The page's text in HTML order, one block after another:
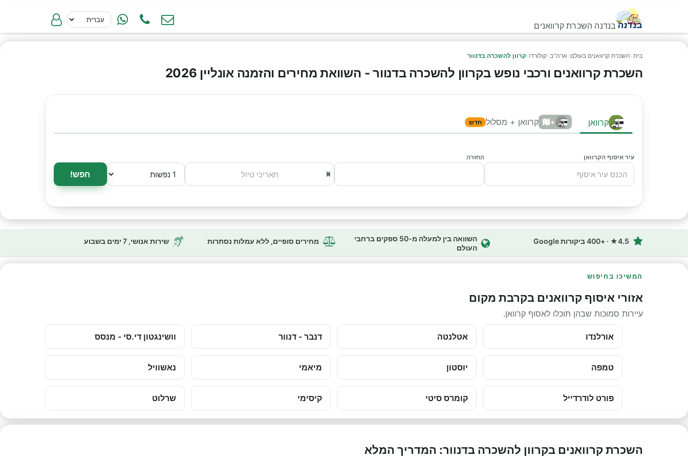
בנדנה השכרת קרוואנים
בית› השכרת קרוואנים בעולם › ארה"ב›קולורדו ›קרוון להשכרה בדנוור
השכרת קרוואנים ורכבי נופש בקרוון להשכרה בדנוור - השוואת מחירים והזמנה אונליין 2026
קרוואן + קרוואן + מסלול חדש
עיר איסוף הקרוואן החזרה
חפש!
4.5★ · +400 ביקורות Google
השוואה בין למעלה מ-50 ספקים ברחבי
העולם
מחירים סופיים, ללא עמלות נסתרות שירות אנושי, 7 ימים בשבוע
המשיכו בחיפוש
אזורי איסוף קרוואנים בקרבת מקום
עיירות סמוכות שבהן תוכלו לאסוף קרוואן.
אורלנדו אטלנטה דנבר - דנוור וושינגטון די.סי - מנסס
טמפה יוסטון מיאמי נאשוויל
פורט לודרדייל קומרס סיטי קיסימי שרלוט
השכרת קרוואנים בקרוון להשכרה בדנוור: המדריך המלא